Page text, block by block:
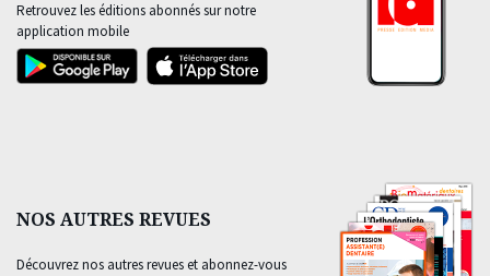
Retrouvez les éditions abonnés sur notre
application mobile
NOS AUTRES REVUES
Découvrez nos autres revues et abonnez-vous